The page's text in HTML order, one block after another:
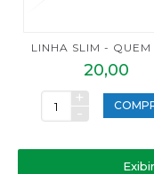
LINHA SLIM - QUEM
20,00
+
-